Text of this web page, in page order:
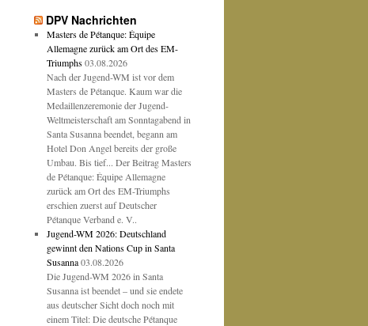
DPV Nachrichten
Masters de Pétanque: Équipe
Allemagne zurück am Ort des EM-
Triumphs 03.08.2026
Nach der Jugend-WM ist vor dem
Masters de Pétanque. Kaum war die
Medaillenzeremonie der Jugend-
Weltmeisterschaft am Sonntagabend in
Santa Susanna beendet, begann am
Hotel Don Angel bereits der große
Umbau. Bis tief... Der Beitrag Masters
de Pétanque: Équipe Allemagne
zurück am Ort des EM-Triumphs
erschien zuerst auf Deutscher
Pétanque Verband e. V..
Jugend-WM 2026: Deutschland
gewinnt den Nations Cup in Santa
Susanna 03.08.2026
Die Jugend-WM 2026 in Santa
Susanna ist beendet – und sie endete
aus deutscher Sicht doch noch mit
einem Titel: Die deutsche Pétanque